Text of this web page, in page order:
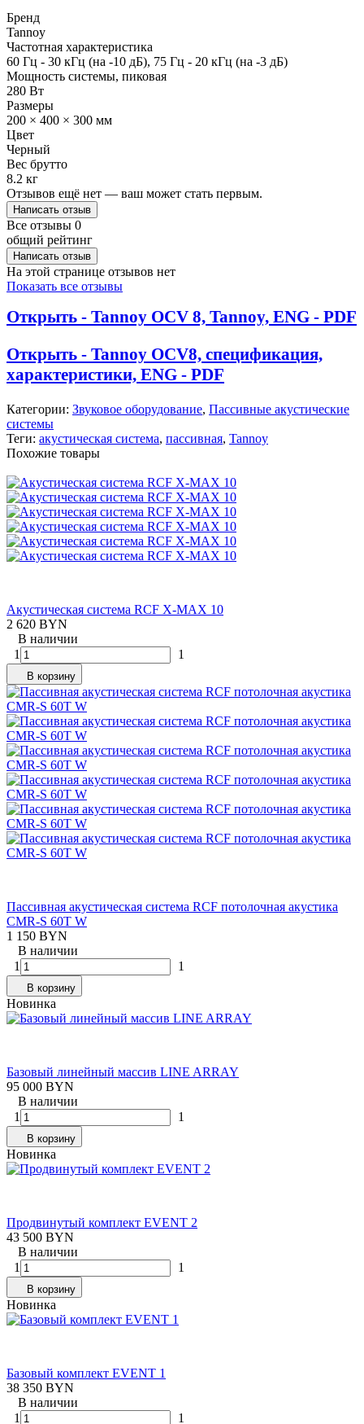
Бренд
Tannoy
Частотная характеристика
60 Гц - 30 кГц (на -10 дБ), 75 Гц - 20 кГц (на -3 дБ)
Мощность системы, пиковая
280 Вт
Размеры
200 × 400 × 300 мм
Цвет
Черный
Вес брутто
8.2 кг
Отзывов ещё нет — ваш может стать первым.
Написать отзыв
Все отзывы 0
общий рейтинг
Написать отзыв
На этой странице отзывов нет
Показать все отзывы
Открыть - Tannoy OCV 8, Tannoy, ENG - PDF
Открыть - Tannoy OCV8, спецификация,
характеристики, ENG - PDF
Категории: Звуковое оборудование, Пассивные акустические
системы
Теги: акустическая система, пассивная, Tannoy
Похожие товары
Акустическая система RCF X-MAX 10
2 620 BYN
В наличии
1
1
В корзину
Пассивная акустическая система RCF потолочная акустика
CMR-S 60T W
1 150 BYN
В наличии
1
1
В корзину
Новинка
Базовый линейный массив LINE ARRAY
95 000 BYN
В наличии
1
1
В корзину
Новинка
Продвинутый комплект EVENT 2
43 500 BYN
В наличии
1
1
В корзину
Новинка
Базовый комплект EVENT 1
38 350 BYN
В наличии
1
1